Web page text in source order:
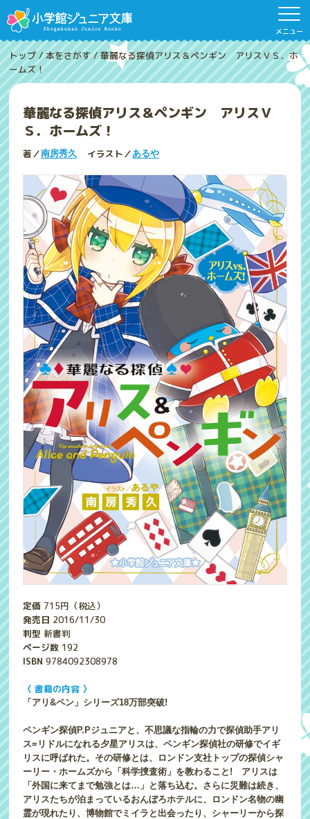
メニュー
トップ /本をさがす /華麗なる探偵アリス＆ペンギン アリスＶＳ．ホ
ームズ！
華麗なる探偵アリス＆ペンギン アリスＶ
Ｓ．ホームズ！
著／南房秀久 イラスト／あるや
定価 715円（税込）
発売日 2016/11/30
判型 新書判
ページ数 192
ISBN9784092308978
〈 書籍の内容 〉
「アリ&ペン」シリーズ18万部突破!
ペンギン探偵P.Pジュニアと、不思議な指輪の力で探偵助手アリ
ス=リドルになれる夕星アリスは、ペンギン探偵社の研修でイギ
リスに呼ばれた。その研修とは、ロンドン支社トップの探偵シャ
ーリー・ホームズから「科学捜査術」を教わること! アリスは
「外国に来てまで勉強とは…」と落ち込む。さらに災難は続き、
アリスたちが泊まっているおんぼろホテルに、ロンドン名物の幽
霊が現れたり、博物館でミイラと出会ったり、シャーリーから探